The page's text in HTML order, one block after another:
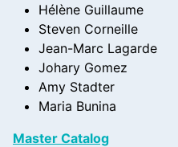
Hélène Guillaume
Steven Corneille
Jean-Marc Lagarde
Johary Gomez
Amy Stadter
Maria Bunina
Master Catalog